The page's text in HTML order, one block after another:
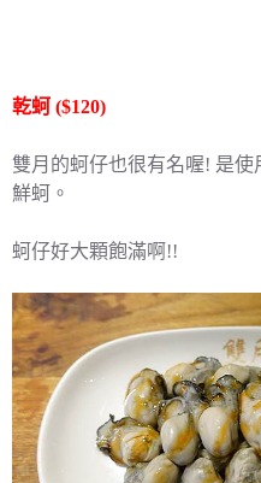
乾蚵 ($120)
雙月的蚵仔也很有名喔! 是使
鮮蚵。
蚵仔好大顆飽滿啊!!